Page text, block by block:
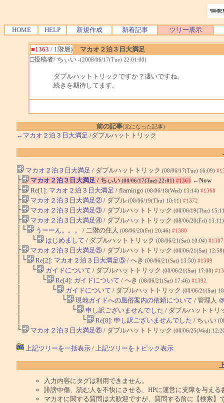
HOME HELP 新規作成 新着記事 ツリー表示
■1363 / 1階層)
マカオ２泊３日大満足
□投稿者/ ちぃい -(2008/06/17(Tue) 22:01:00)
ダブルハットトリックですか？凄いですね。
続きを期待してます。
前の記事(元になった記事)
←マカオ２泊３日大満足 /ダブルハットトリック
マカオ２泊３日大満足 / ダブルハットトリック (08/06/17(Tue) 16:09)
├ マカオ２泊３日大満足 / ちぃい (08/06/17(Tue) 22:01) #1363 ←Now
├ Re[1]: マカオ２泊３日大満足 / flamingo (08/06/18(Wed) 13:14) #1368
├ マカオ２泊３日大満足②/ ダブル (08/06/19(Thu) 10:11) #1372
├ マカオ２泊３日大満足③/ ダブルハットトリック (08/06/19(Thu)
├ マカオ２泊３日大満足④/ ダブルハットトリック (08/06/20(Fri)
│└ うーーん。。。 / 二階の住人 (08/06/20(Fri) 20:46) #1380
│ └ はじめまして / ダブルハットトリック (08/06/21(Sat) 10:04) #1387
├ マカオ２泊３日大満足⑤/ ダブルハットトリック (08/06/21(Sat)
│└ Re[2]: マカオ２泊３日大満足⑤/ へき (08/06/21(Sat) 13:50) #1389
│ └ ガイドについて / ダブルハットトリック (08/06/21(Sat) 17:08)
│ └ Re[4]: ガイドについて / へき (08/06/21(Sat) 17:46) #1392
│ └ ガイドについて / ダブルハットトリック (08/06/21(Sat)
│ └ 現地ガイドへの風俗案内の依頼について / 管理人
│ └ 申し訳ございませんでした / ダブルハットトリ
│ └ Re[8]: 申し訳ございませんでした / ちぃい
└ マカオ２泊３日大満足⑥/ ダブルハットトリック (08/06/25(Wed)
上記ツリーを一括表示/ 上記ツリーをトピック表示
入力内容にタグは利用できません。
誹謗中傷、読む人を不快にさせる、HPに運営に支障を与え
マカオに関する質問は大歓迎ですが、質問する前に【検索】